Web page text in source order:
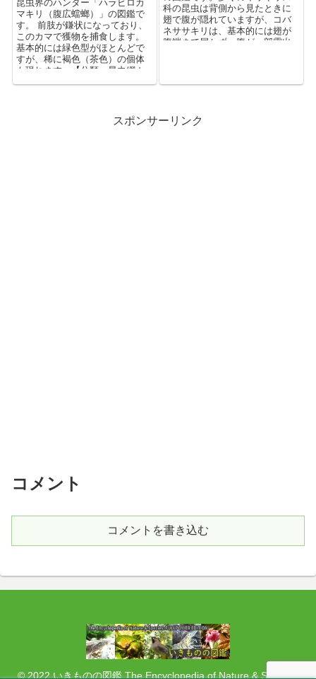
昆虫界のハンター「ハラビロカ
マキリ（腹広蟷螂）」の図鑑で
す。 前肢が鎌状になっており、
このカマで獲物を捕食します。
基本的には緑色型がほとんどで
すが、稀に褐色（茶色）の個体
も現れます。【分類：昆虫綱カ
科の昆虫は背側から見たときに
翅で腹が隠れていますが、コバ
ネササキリは、基本的には翅が
腹端まで届かず、腹が一部露出
が稀に現れ、この型の個体は飛
スポンサーリンク
コメント
コメントを書き込む
© 2022 いきものの図鑑 The Encyclopedia of Nature & Species: